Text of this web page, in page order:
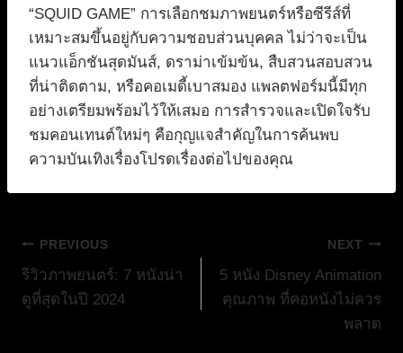
“SQUID GAME” การเลือกชมภาพยนตร์หรือซีรีส์ที่
เหมาะสมขึ้นอยู่กับความชอบส่วนบุคคล ไม่ว่าจะเป็น
แนวแอ็กชันสุดมันส์, ดราม่าเข้มข้น, สืบสวนสอบสวน
ที่น่าติดตาม, หรือคอเมดี้เบาสมอง แพลตฟอร์มนี้มีทุก
อย่างเตรียมพร้อมไว้ให้เสมอ การสำรวจและเปิดใจรับ
ชมคอนเทนต์ใหม่ๆ คือกุญแจสำคัญในการค้นพบ
ความบันเทิงเรื่องโปรดเรื่องต่อไปของคุณ
แนะแนว
เรื่อง
PREVIOUS
รีวิวภาพยนตร์: 7 หนังน่า
ดูที่สุดในปี 2024
NEXT
5 หนัง Disney Animation
คุณภาพ ที่คอหนังไม่ควร
พลาด